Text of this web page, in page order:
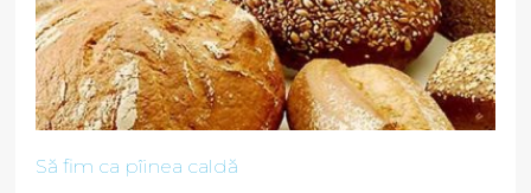
Să fim ca pîinea caldă